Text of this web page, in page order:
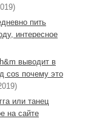
пить
интересное
выводит в
cos почему это
или танец
на сайте